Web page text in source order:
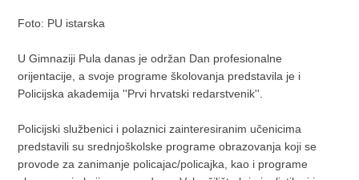
Foto: PU istarska
U Gimnaziji Pula danas je održan Dan profesionalne
orijentacije, a svoje programe školovanja predstavila je i
Policijska akademija ''Prvi hrvatski redarstvenik''.
Policijski službenici i polaznici zainteresiranim učenicima
predstavili su srednjoškolske programe obrazovanja koji se
provode za zanimanje policajac/policajka, kao i programe